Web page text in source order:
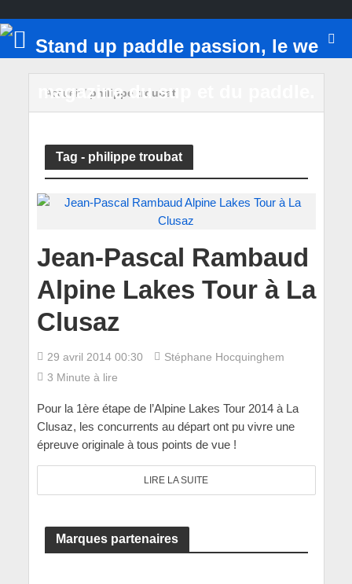
Accueil/ philippe troubat
Tag - philippe troubat
Jean-Pascal Rambaud
Alpine Lakes Tour à La
Clusaz
29 avril 2014 00:30
Stéphane Hocquinghem
3 Minute à lire
Pour la 1ère étape de l’Alpine Lakes Tour 2014 à La
Clusaz, les concurrents au départ ont pu vivre une
épreuve originale à tous points de vue !
LIRE LA SUITE
Marques partenaires